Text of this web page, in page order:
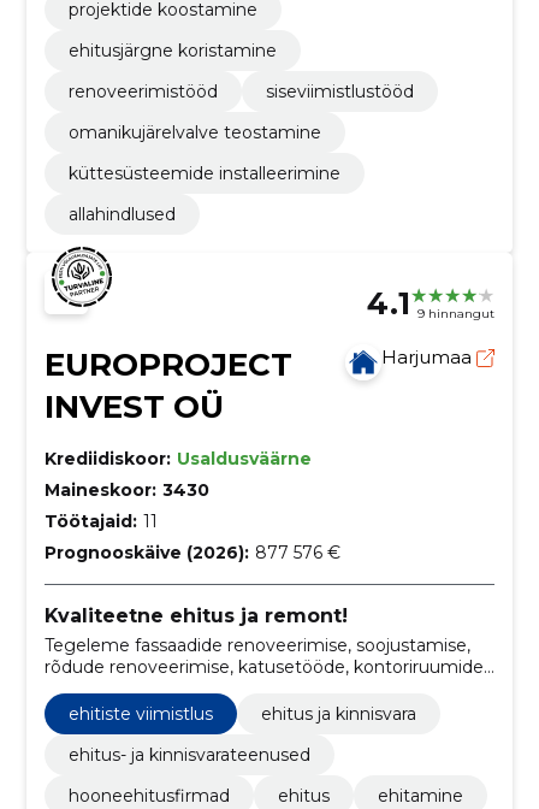
projektide koostamine
ehitusjärgne koristamine
renoveerimistööd
siseviimistlustööd
omanikujärelvalve teostamine
küttesüsteemide installeerimine
allahindlused
4.1 9 hinnangut
EUROPROJECT
INVEST OÜ
Harjumaa
Krediidiskoor: Usaldusväärne
Maineskoor: 3430
Töötajaid: 11
Prognooskäive (2026): 877 576 €
Kvaliteetne ehitus ja remont!
Tegeleme fassaadide renoveerimise, soojustamise,
rõdude renoveerimise, katusetööde, kontoriruumide
viimistluse ja remonditöödega
ehitiste viimistlus
ehitus ja kinnisvara
ehitus- ja kinnisvarateenused
hooneehitusfirmad
ehitus
ehitamine